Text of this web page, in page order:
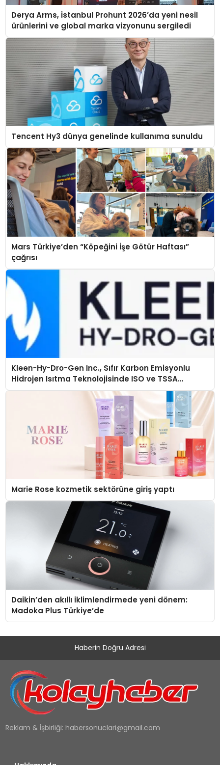
Derya Arms, İstanbul Prohunt 2026’da yeni nesil
ürünlerini ve global marka vizyonunu sergiledi
Tencent Hy3 dünya genelinde kullanıma sunuldu
Mars Türkiye’den “Köpeğini İşe Götür Haftası”
çağrısı
Kleen-Hy-Dro-Gen Inc., Sıfır Karbon Emisyonlu
Hidrojen Isıtma Teknolojisinde ISO ve TSSA
Düzenleyici Onaylarını Aldı
Marie Rose kozmetik sektörüne giriş yaptı
Daikin’den akıllı iklimlendirmede yeni dönem:
Madoka Plus Türkiye’de
Haberin Doğru Adresi
Reklam & İşbirliği: habersonuclari@gmail.com